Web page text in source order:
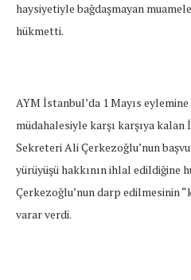
haysiyetiyle bağdaşmayan
hükmetti.
AYM İstanbul’da 1 Mayıs
müdahalesiyle karşı karşıya kalan
Sekreteri Ali Çerkezoğlu’nun
yürüyüşü hakkının ihlal edildiğine
Çerkezoğlu’nun darp edilmesinin
varar verdi.